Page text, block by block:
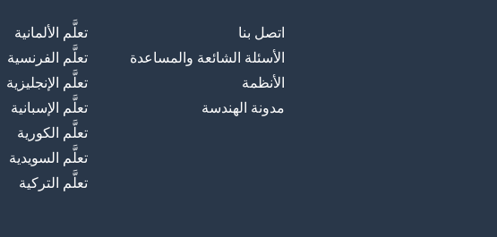
اتصل بنا
الأسئلة الشائعة والمساعدة
الأنظمة
مدونة الهندسة
تعلَّم الألمانية
تعلَّم الفرنسية
تعلَّم الإنجليزية
تعلَّم الإسبانية
تعلَّم الكورية
تعلَّم السويدية
تعلَّم التركية